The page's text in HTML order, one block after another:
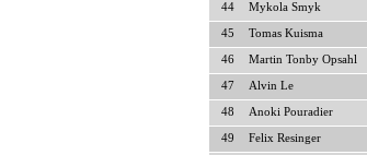
44 Mykola Smyk
45 Tomas Kuisma
46 Martin Tonby Opsahl
47 Alvin Le
48 Anoki Pouradier
49 Felix Resinger